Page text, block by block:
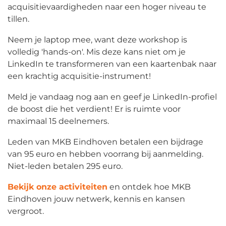
acquisitievaardigheden naar een hoger niveau te
tillen.
Neem je laptop mee, want deze workshop is
volledig 'hands-on'. Mis deze kans niet om je
LinkedIn te transformeren van een kaartenbak naar
een krachtig acquisitie-instrument!
Meld je vandaag nog aan en geef je LinkedIn-profiel
de boost die het verdient! Er is ruimte voor
maximaal 15 deelnemers.
Leden van MKB Eindhoven betalen een bijdrage
van 95 euro en hebben voorrang bij aanmelding.
Niet-leden betalen 295 euro.
Bekijk onze activiteiten en ontdek hoe MKB
Eindhoven jouw netwerk, kennis en kansen
vergroot.